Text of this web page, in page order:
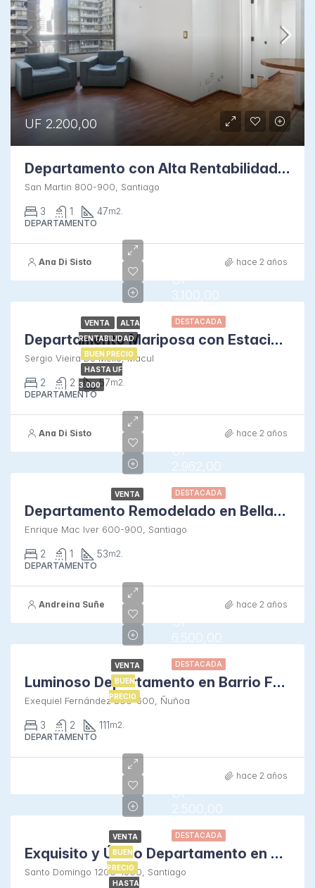
UF 2.200,00
Departamento con Alta Rentabilidad en Santa Ana
San Martin 800-900, Santiago
3 1 47m2.
DEPARTAMENTO
Ana Di Sisto hace 2 años
DESTACADA
VENTA
ALTA
RENTABILIDAD
BUEN PRECIO
HASTA UF
3.000
UF
3.100,00
Departamento Mariposa con Estacionamiento
Sergio Vieira De Mello, Macul
2 2 57m2.
DEPARTAMENTO
Ana Di Sisto hace 2 años
DESTACADA
VENTA
UF
2.962,00
Departamento Remodelado en Bellas Artes
Enrique Mac Iver 600-900, Santiago
2 1 53m2.
DEPARTAMENTO
Andreina Suñe hace 2 años
DESTACADA
VENTA
BUEN
PRECIO
UF
6.500,00
Luminoso Departamento en Barrio Familiar
Exequiel Fernández 300-600, Ñuñoa
3 2 111m2.
DEPARTAMENTO
hace 2 años
DESTACADA
VENTA
BUEN
PRECIO
HASTA
UF
2.500,00
Exquisito y Único Departamento en Santo Domingo
Santo Domingo 1200-1500, Santiago